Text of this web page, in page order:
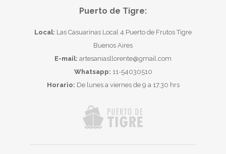
Puerto de Tigre:
Local: Las Casuarinas Local 4 Puerto de Frutos Tigre
Buenos Aires
E-mail: artesaniasllorente@gmail.com
Whatsapp: 11-54030510
Horario: De lunes a viernes de 9 a 17.30 hrs